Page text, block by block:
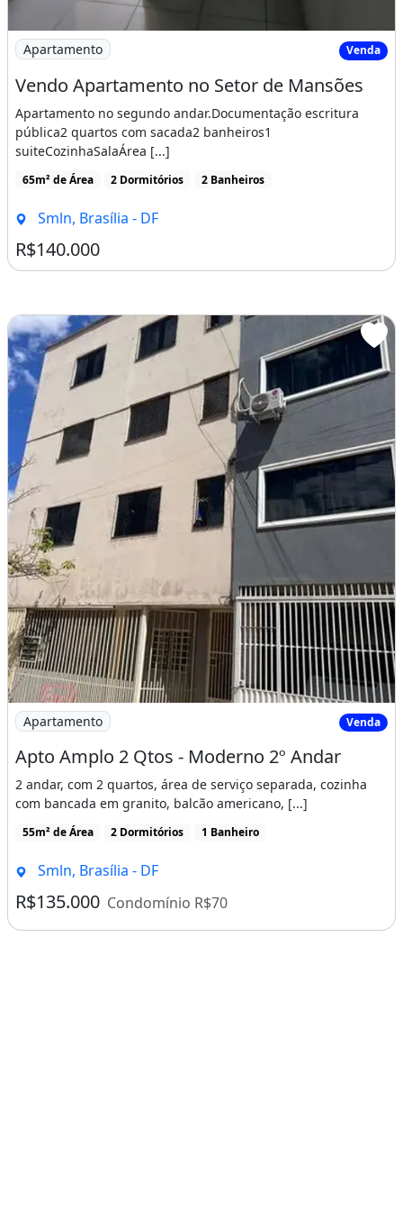
Imagem: Vendo Apartamento no Setor de Mansões
Apartamento Venda
Vendo Apartamento no Setor de Mansões
Apartamento no segundo andar.Documentação escritura
pública2 quartos com sacada2 banheiros1
suiteCozinhaSalaÁrea [...]
65m² de Área 2 Dormitórios 2 Banheiros
Smln, Brasília - DF
R$140.000
Imagem: Apto Amplo 2 Qtos - Moderno 2º Andar
Apartamento Venda
Apto Amplo 2 Qtos - Moderno 2º Andar
2 andar, com 2 quartos, área de serviço separada, cozinha
com bancada em granito, balcão americano, [...]
55m² de Área 2 Dormitórios 1 Banheiro
Smln, Brasília - DF
R$135.000 Condomínio R$70